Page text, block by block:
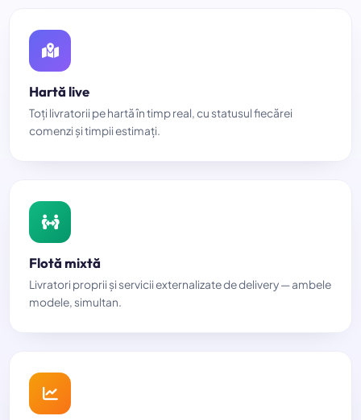
Hartă live
Toți livratorii pe hartă în timp real, cu statusul fiecărei
comenzi și timpii estimați.
Flotă mixtă
Livratori proprii și servicii externalizate de delivery — ambele
modele, simultan.